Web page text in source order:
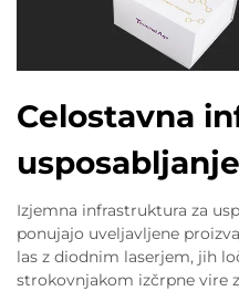
Celostavna
Izjemna infrastruktura za
ponujajo uveljavljene
las z diodnim laserjem, jih
strokovnjakom izčrpne vire